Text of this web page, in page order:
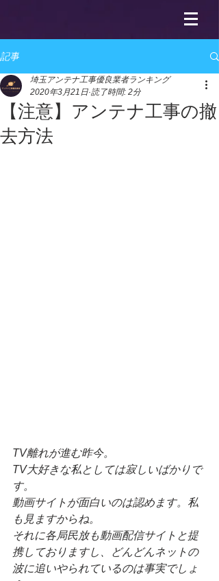
記事
【注意】アンテナ工事の撤
去方法
埼玉アンテナ工事優良業者ランキング
2020年3月21日 読了時間: 2分
TV離れが進む昨今。
TV大好きな私としては寂しいばかりで
す。
動画サイトが面白いのは認めます。私
も見ますからね。
それに各局民放も動画配信サイトと提
携しておりますし、どんどんネットの
波に追いやられているのは事実でしょ